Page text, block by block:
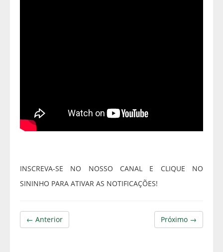
INSCREVA-SE NO NOSSO CANAL E CLIQUE NO
SININHO PARA ATIVAR AS NOTIFICAÇÕES!
Próximo →
← Anterior